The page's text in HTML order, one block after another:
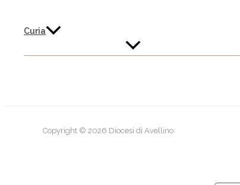
Curia
Copyright © 2026 Diocesi di Avellino